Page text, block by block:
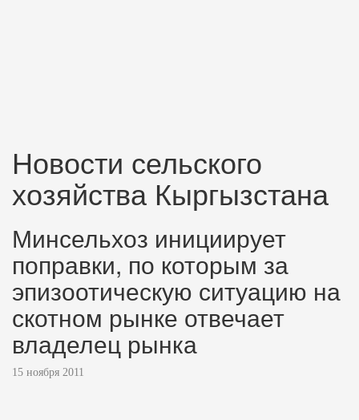
Новости сельского
хозяйства Кыргызстана
Минсельхоз инициирует
поправки, по которым за
эпизоотическую ситуацию на
скотном рынке отвечает
владелец рынка
15 ноября 2011